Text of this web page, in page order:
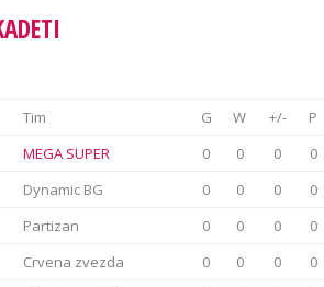
Tim G W +/-
P
MEGA SUPER
0 0 0
0
Dynamic BG
0 0 0
0
Partizan
0 0 0
0
Crvena zvezda
0 0 0
0